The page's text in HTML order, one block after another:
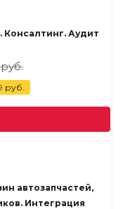
Консалтинг. Аудит
руб.
автозапчастей,
Интеграция